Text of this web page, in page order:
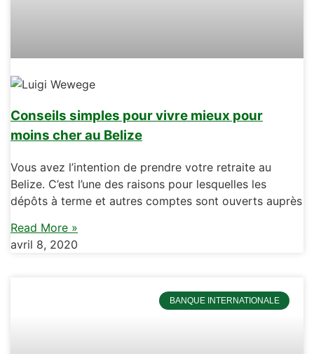
Conseils simples pour vivre mieux pour
moins cher au Belize
Vous avez l’intention de prendre votre retraite au
Belize. C’est l’une des raisons pour lesquelles les
dépôts à terme et autres comptes sont ouverts auprès
Read More »
avril 8, 2020
BANQUE INTERNATIONALE